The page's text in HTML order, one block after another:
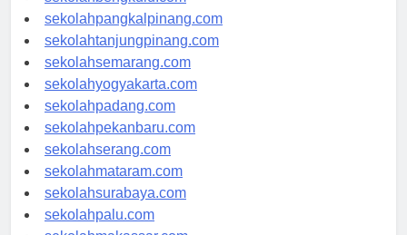
sekolahbengkulu.com
sekolahpangkalpinang.com
sekolahtanjungpinang.com
sekolahsemarang.com
sekolahyogyakarta.com
sekolahpadang.com
sekolahpekanbaru.com
sekolahserang.com
sekolahmataram.com
sekolahsurabaya.com
sekolahpalu.com